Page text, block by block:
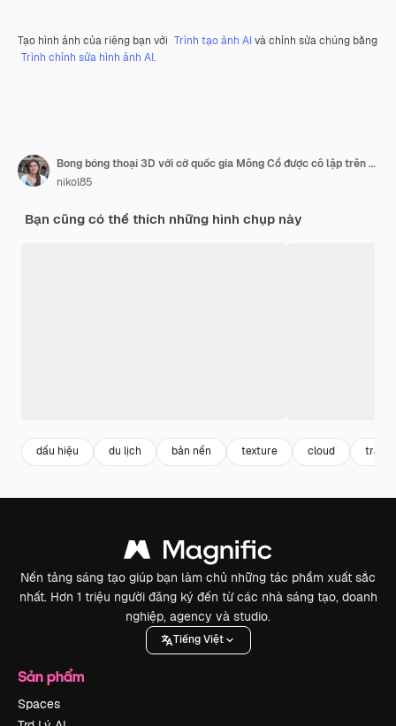
Tạo hình ảnh của riêng bạn với Trình tạo ảnh AIvà chỉnh sửa chúng bằng
Trình chỉnh sửa hình ảnh AI.
Bong bóng thoại 3D với cờ quốc gia Mông Cổ được cô lập trên nền trắng. Nói và học tiếng Mông Cổ. Biểu tượng của quốc gia. Dấu hiệu giao tiếp thế giới.
nikol85
Bạn cũng có thể thích những hình chụp này
dấu hiệu du lịch bản nền texture cloud trắng
Nền tảng sáng tạo giúp bạn làm chủ những tác phẩm xuất sắc
nhất. Hơn 1 triệu người đăng ký đến từ các nhà sáng tạo, doanh
nghiệp, agency và studio.
Tiếng Việt
Sản phẩm
Spaces